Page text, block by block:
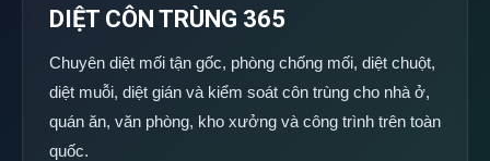
DIỆT CÔN TRÙNG 365
Chuyên diệt mối tận gốc, phòng chống mối, diệt chuột,
diệt muỗi, diệt gián và kiểm soát côn trùng cho nhà ở,
quán ăn, văn phòng, kho xưởng và công trình trên toàn
quốc.